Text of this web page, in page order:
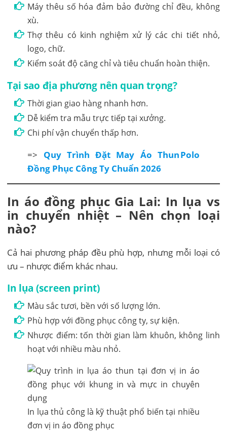
Máy thêu số hóa đảm bảo đường chỉ đều, không
xù.
Thợ thêu có kinh nghiệm xử lý các chi tiết nhỏ,
logo, chữ.
Kiểm soát độ căng chỉ và tiêu chuẩn hoàn thiện.
Tại sao địa phương nên quan trọng?
Thời gian giao hàng nhanh hơn.
Dễ kiểm tra mẫu trực tiếp tại xưởng.
Chi phí vận chuyển thấp hơn.
=> Quy Trình Đặt May Áo Thun Polo
Đồng Phục Công Ty Chuẩn 2026
In áo đồng phục Gia Lai: In lụa vs
in chuyển nhiệt – Nên chọn loại
nào?
Cả hai phương pháp đều phù hợp, nhưng mỗi loại có
ưu – nhược điểm khác nhau.
In lụa (screen print)
Màu sắc tươi, bền với số lượng lớn.
Phù hợp với đồng phục công ty, sự kiện.
Nhược điểm: tốn thời gian làm khuôn, không linh
hoạt với nhiều màu nhỏ.
In lụa thủ công là kỹ thuật phổ biến tại nhiều
đơn vị in áo đồng phục